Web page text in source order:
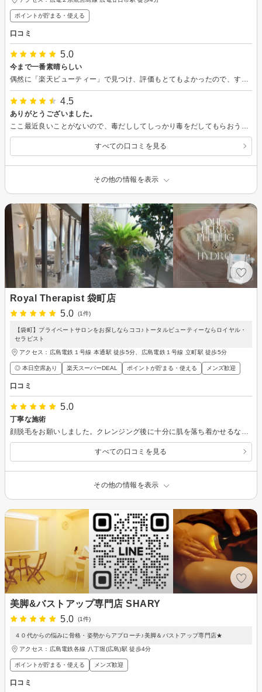
ポイントが貯まる・使える
口コミ
5.0
今まで一番素晴らしい
4.5
ありがとうございました。
すべての口コミを見る
その他の情報を表示
Royal Therapist 袋町店
5.0
(1件)
【袋町】プライベートサロンをお探しならココ♪トータルビューティーならロイヤル・
セラピスト
アクセス：広島電鉄１号線 本通駅 徒歩5分、広島電鉄１号線 立町駅 徒歩5分
◎ 本日空席あり 楽天スーパーDEAL ポイントが貯まる・使える メンズ歓迎
口コミ
5.0
丁寧な施術
すべての口コミを見る
その他の情報を表示
美脚&バストアップ専門店 SHARY
5.0
(1件)
４０代からの悩みに骨格・姿勢からアプローチ♪美脚＆バストアップ専門店★
アクセス：広島電鉄各線 八丁堀(広島)駅 徒歩4分
ポイントが貯まる・使える メンズ歓迎
口コミ